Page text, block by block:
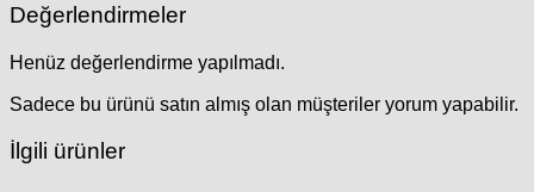
Değerlendirmeler
Henüz değerlendirme yapılmadı.
Sadece bu ürünü satın almış olan müşteriler yorum yapabilir.
İlgili ürünler